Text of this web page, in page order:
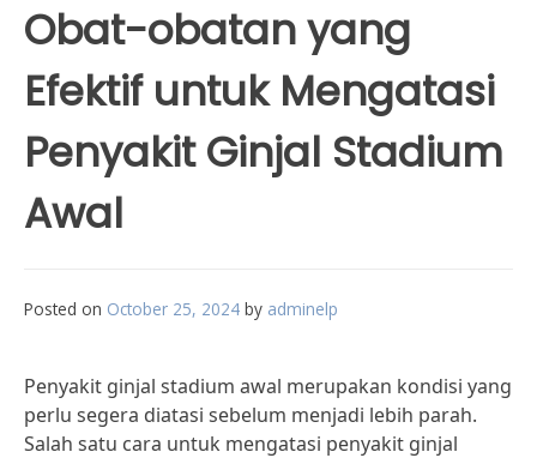
Obat-obatan yang
Efektif untuk Mengatasi
Penyakit Ginjal Stadium
Awal
Posted on October 25, 2024 by adminelp
Penyakit ginjal stadium awal merupakan kondisi yang
perlu segera diatasi sebelum menjadi lebih parah.
Salah satu cara untuk mengatasi penyakit ginjal